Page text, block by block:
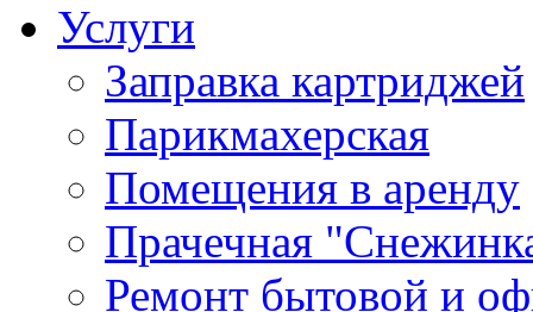
Услуги
Заправка картриджей
Парикмахерская
Помещения в аренду
Прачечная
Ремонт бытовой и